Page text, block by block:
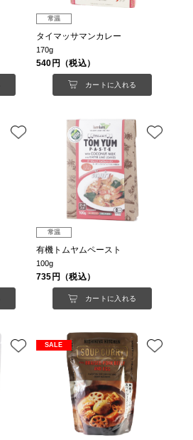
常温
タイマッサマンカレー
170g
540円（税込）
カートに入れる
常温
有機トムヤムペースト
100g
735円（税込）
カートに入れる
SALE